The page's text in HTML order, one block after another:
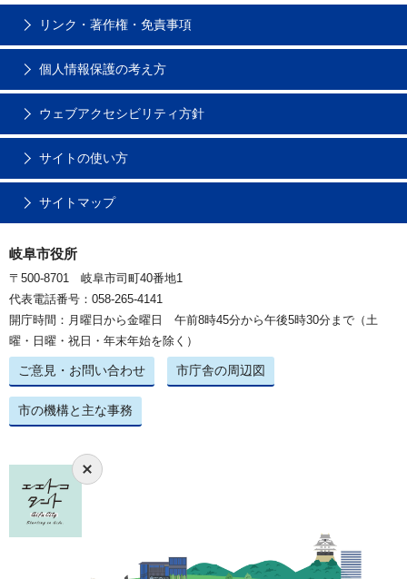
リンク・著作権・免責事項
個人情報保護の考え方
ウェブアクセシビリティ方針
サイトの使い方
サイトマップ
岐阜市役所
〒500-8701 岐阜市司町40番地1
代表電話番号：058-265-4141
開庁時間：月曜日から金曜日 午前8時45分から午後5時30分まで（土
曜・日曜・祝日・年末年始を除く）
ご意見・お問い合わせ 市庁舎の周辺図
市の機構と主な事務